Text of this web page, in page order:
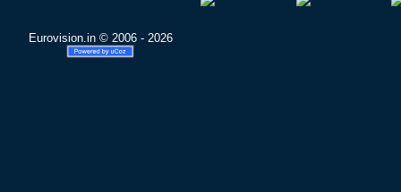
Eurovision.in © 2006 - 2026